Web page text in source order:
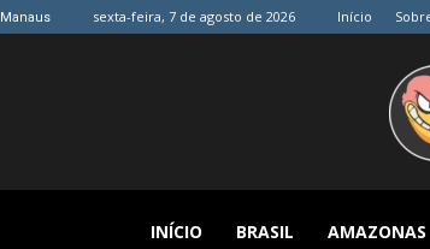
Manaus sexta-feira, 7 de agosto de 2026 Início
INÍCIO BRASIL AMAZONAS